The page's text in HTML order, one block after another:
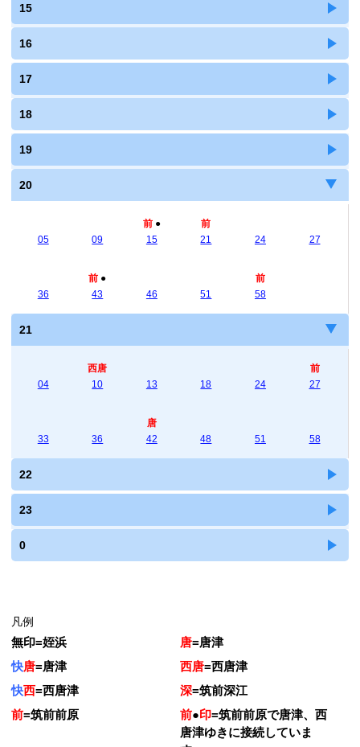
15
16
17
18
19
20
05 09
前 ●
15
前
21
24 27
36
前 ●
43
46 51
前
58
21
04
西唐
10
13 18 24
前
27
33 36
唐
42
48 51 58
22
23
0
凡例
無印=姪浜 唐=唐津
快唐=唐津 西唐=西唐津
快西=西唐津 深=筑前深江
前=筑前前原 前●印=筑前前原で唐津、西
唐津ゆきに接続していま